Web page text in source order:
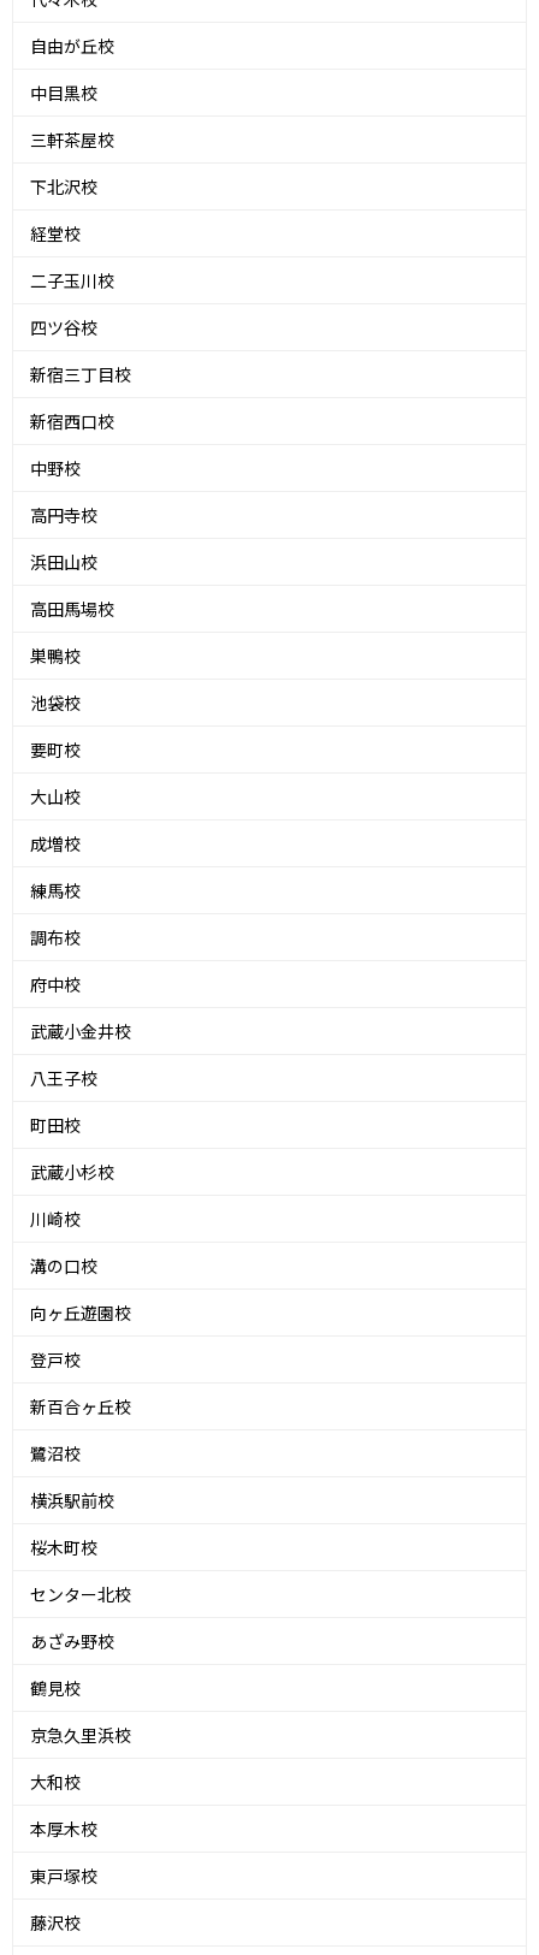
自由が丘校
中目黒校
三軒茶屋校
下北沢校
経堂校
二子玉川校
四ツ谷校
新宿三丁目校
新宿西口校
中野校
高円寺校
浜田山校
高田馬場校
巣鴨校
池袋校
要町校
大山校
成増校
練馬校
調布校
府中校
武蔵小金井校
八王子校
町田校
武蔵小杉校
川崎校
溝の口校
向ヶ丘遊園校
登戸校
新百合ヶ丘校
鷺沼校
横浜駅前校
桜木町校
センター北校
あざみ野校
鶴見校
京急久里浜校
大和校
本厚木校
東戸塚校
藤沢校